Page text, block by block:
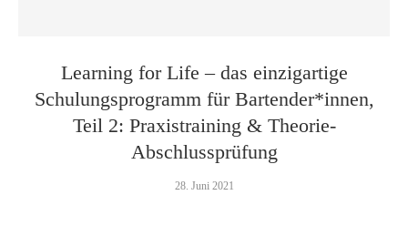
Learning for Life – das einzigartige
Schulungsprogramm für Bartender*innen,
Teil 2: Praxistraining & Theorie-
Abschlussprüfung
28. Juni 2021